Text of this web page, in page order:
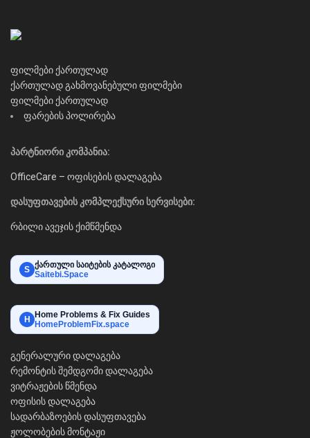
ფილმები ქართულად
ქართულად გახმოვანებული ფილმები
ფილმები ქართულად
ფარების პოლირება
პარტნიორი კომპანია:
OfficeCare – ოფისების დალაგება
დასუფთავების კომპლექსური სერვისები:
რბილი ავეჯის ქიმწმენდა
S ქართული საიტების კატალოგი
Saitebi.Space
H Home Problems & Fix Guides
HomeProblemFix.space
გენერალური დალაგება
რემონტის შემდგომი დალაგება
ვიტრაჟების წმენდა
ოფისის დალაგება
სადარბაზოების დასუფთავება
ჟოლობების მონტაჟი